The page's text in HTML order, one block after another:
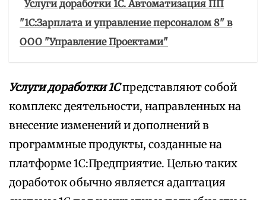
Услуги доработки 1С. Автоматизация ПП
"1С:Зарплата и управление персоналом 8" в
ООО "Управление Проектами"
Услуги доработки 1Спредставляют собой
комплекс деятельности, направленных на
внесение изменений и дополнений в
программные продукты, созданные на
платформе 1С:Предприятие. Целью таких
доработок обычно является адаптация